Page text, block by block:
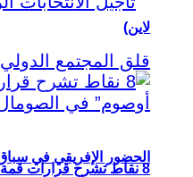
الحضور الإفريقي في سباق
لاين)
8 نقاط تشرح قرارات